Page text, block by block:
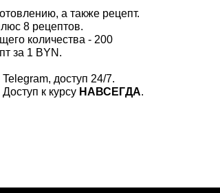
а также рецепт.
8 рецептов.
количества - 200
за 1 BYN.
доступ 24/7.
к курсу НАВСЕГДА.